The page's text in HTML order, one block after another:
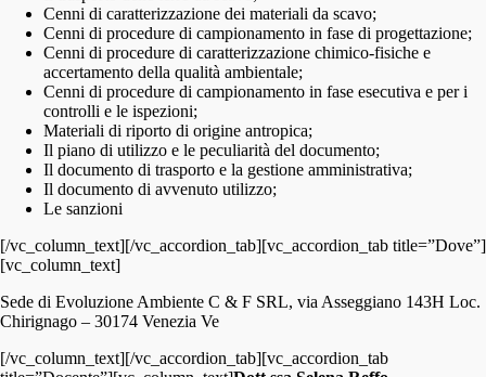
Cenni di caratterizzazione dei materiali da scavo;
Cenni di procedure di campionamento in fase di progettazione;
Cenni di procedure di caratterizzazione chimico-fisiche e
accertamento della qualità ambientale;
Cenni di procedure di campionamento in fase esecutiva e per i
controlli e le ispezioni;
Materiali di riporto di origine antropica;
Il piano di utilizzo e le peculiarità del documento;
Il documento di trasporto e la gestione amministrativa;
Il documento di avvenuto utilizzo;
Le sanzioni
[/vc_column_text][/vc_accordion_tab][vc_accordion_tab title=”Dove”]
[vc_column_text]
Sede di Evoluzione Ambiente C & F SRL, via Asseggiano 143H Loc.
Chirignago – 30174 Venezia Ve
[/vc_column_text][/vc_accordion_tab][vc_accordion_tab